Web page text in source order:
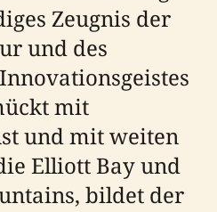
Zeugnis der
und des
mit
und mit weiten
Elliott Bay und
bildet der